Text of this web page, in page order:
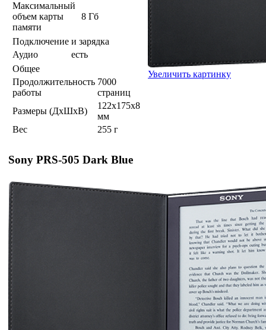
Максимальный
объем карты
памяти
8 Гб
Подключение и зарядка
Аудио
есть
Общее
Продолжительность
работы
7000
страниц
Размеры (ДхШхВ)
122x175x8
мм
Вес
255 г
Увеличить картинку
Sony PRS-505 Dark Blue